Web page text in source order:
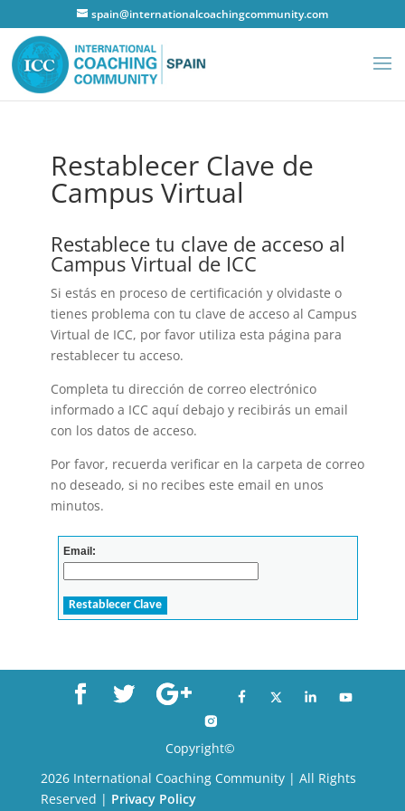
spain@internationalcoachingcommunity.com
Restablecer Clave de
Campus Virtual
Restablece tu clave de acceso al
Campus Virtual de ICC
Si estás en proceso de certificación y olvidaste o
tienes problema con tu clave de acceso al Campus
Virtual de ICC, por favor utiliza esta página para
restablecer tu acceso.
Completa tu dirección de correo electrónico
informado a ICC aquí debajo y recibirás un email
con los datos de acceso.
Por favor, recuerda verificar en la carpeta de correo
no deseado, si no recibes este email en unos
minutos.
Copyright©
2026 International Coaching Community | All Rights
Reserved | Privacy Policy